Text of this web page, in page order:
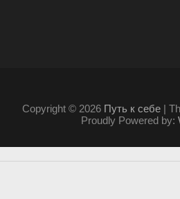
Copyright © 2026 Путь к себе |
Proudly Powered by: